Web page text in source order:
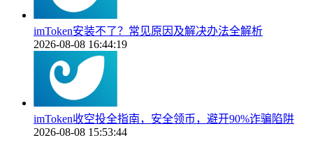
imToken安装不了？常见原因及解决办法全解析
2026-08-08 16:44:19
imToken收空投全指南，安全领币，避开90%诈骗陷阱
2026-08-08 15:53:44